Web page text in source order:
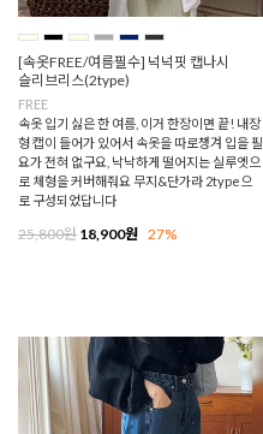
[속옷FREE/여름필수] 넉넉핏 캡나시
슬리브리스(2type)
FREE
속옷 입기 싫은 한 여름, 이거 한장이면 끝! 내장
형 캡이 들어가 있어서 속옷을 따로챙겨 입을 필
요가 전혀 없구요, 낙낙하게 떨어지는 실루엣으
로 체형을 커버해줘요 무지&단가라 2type으
로 구성되었답니다
25,800원 18,900원 27%